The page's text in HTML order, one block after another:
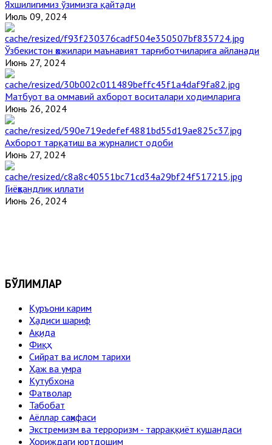
Яхшилигимиз ўзимизга қайтади
Июль 09, 2024
Ўзбекистон ҳожилари маънавият тарғиботчиларига айланади
Июнь 27, 2024
Матбуот ва оммавий ахборот воситалари ходимларига
Июнь 26, 2024
Ахборот тарқатиш ва журналист одоби
Июнь 27, 2024
Гиёҳвандлик иллати
Июнь 26, 2024
БЎЛИМЛАР
Қуръони карим
Ҳадиси шариф
Ақида
Фиқҳ
Сийрат ва ислом тарихи
Ҳаж ва умра
Кутубхона
Фатволар
Табобат
Аёллар саҳифаси
Экстремизм ва терроризм - тарраққиёт кушандаси
Хориждаги юртдошим